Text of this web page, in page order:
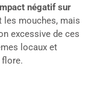
négatif sur
les mouches, mais
excessive de ces
locaux et
flore.